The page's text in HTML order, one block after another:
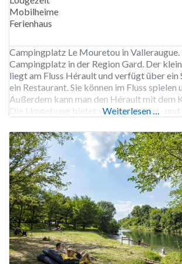
Mobilheime
Ferienhaus
Campingplatz Le Mouretou in
Campingplatz in der Region Gard. Der
liegt am Fluss Hérault und verfügt über ein
ein Restaurant. Sie können im Fluss spielen
Außerdem kann man den Hérault mit dem
Die Umgebung bietet schöne Wander- und
werden. Der Campingplatz Le
Weiterlesen …